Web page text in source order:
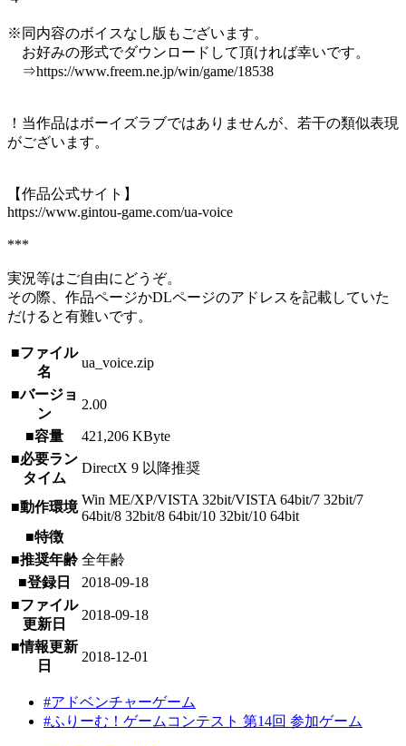
※同内容のボイスなし版もございます。
お好みの形式でダウンロードして頂ければ幸いです。
⇒https://www.freem.ne.jp/win/game/18538
！当作品はボーイズラブではありませんが、若干の類似表現
がございます。
【作品公式サイト】
https://www.gintou-game.com/ua-voice
***
実況等はご自由にどうぞ。
その際、作品ページかDLページのアドレスを記載していた
だけると有難いです。
■ファイル
名
ua_voice.zip
■バージョ
ン
2.00
■容量
421,206 KByte
■必要ラン
タイム
DirectX 9 以降推奨
■動作環境 Win ME/XP/VISTA 32bit/VISTA 64bit/7 32bit/7
64bit/8 32bit/8 64bit/10 32bit/10 64bit
■特徴
■推奨年齢 全年齢
■登録日
2018-09-18
■ファイル
更新日
2018-09-18
■情報更新
日
2018-12-01
#アドベンチャーゲーム
#ふりーむ！ゲームコンテスト 第14回 参加ゲーム